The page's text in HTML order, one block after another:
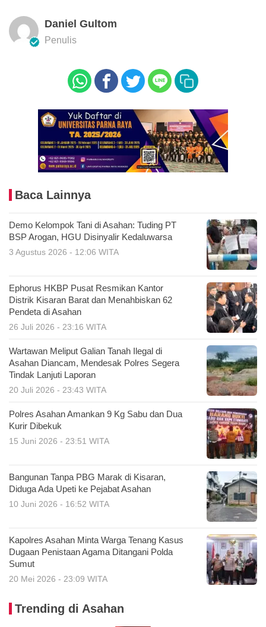
Daniel Gultom
Penulis
Baca Lainnya
Demo Kelompok Tani di Asahan: Tuding PT
BSP Arogan, HGU Disinyalir Kedaluwarsa
3 Agustus 2026 - 12:06 WITA
Ephorus HKBP Pusat Resmikan Kantor
Distrik Kisaran Barat dan Menahbiskan 62
Pendeta di Asahan
26 Juli 2026 - 23:16 WITA
Wartawan Meliput Galian Tanah Ilegal di
Asahan Diancam, Mendesak Polres Segera
Tindak Lanjuti Laporan
20 Juli 2026 - 23:43 WITA
Polres Asahan Amankan 9 Kg Sabu dan Dua
Kurir Dibekuk
15 Juni 2026 - 23:51 WITA
Bangunan Tanpa PBG Marak di Kisaran,
Diduga Ada Upeti ke Pejabat Asahan
10 Juni 2026 - 16:52 WITA
Kapolres Asahan Minta Warga Tenang Kasus
Dugaan Penistaan Agama Ditangani Polda
Sumut
20 Mei 2026 - 23:09 WITA
Trending di Asahan